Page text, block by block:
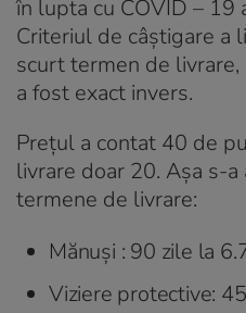
în lupta cu COVID – 19
Criteriul de câştigare a
scurt termen de
a fost exact invers.
Prețul a contat 40 de
livrare doar 20. Așa s-
termene de livrare:
Mănuși : 90 zile la
Viziere protective: